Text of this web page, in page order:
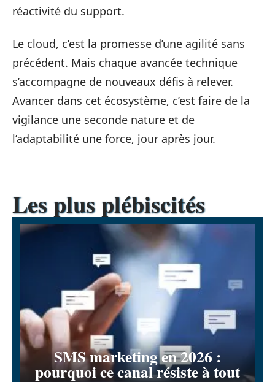
réactivité du support.
Le cloud, c’est la promesse d’une agilité sans
précédent. Mais chaque avancée technique
s’accompagne de nouveaux défis à relever.
Avancer dans cet écosystème, c’est faire de la
vigilance une seconde nature et de
l’adaptabilité une force, jour après jour.
Les plus plébiscités
SMS marketing en 2026 :
pourquoi ce canal résiste à tout